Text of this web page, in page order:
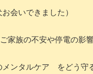
会いできました）
家族の不安や停電の影
メンタルケア をどう守